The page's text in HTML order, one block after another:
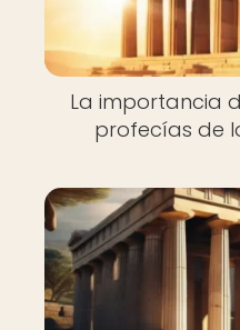
La importancia
profecías de